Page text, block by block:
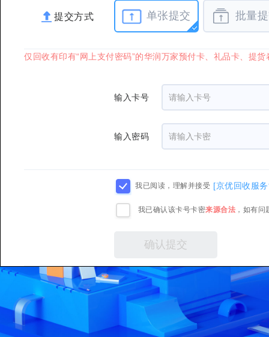
提交方式 单张提交 批量
仅回收有印有“网上支付密码”的华润万家预付卡、礼品卡、提
输入卡号
输入密码
我已阅读，理解并接受 [京优回收服
我已确认该卡号卡密来源合法 ，如有